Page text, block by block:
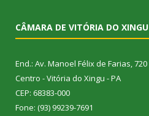
CÂMARA DE VITÓRIA DO XINGU
End.: Av. Manoel Félix de Farias, 720
Centro - Vitória do Xingu - PA
CEP: 68383-000
Fone: (93) 99239-7691